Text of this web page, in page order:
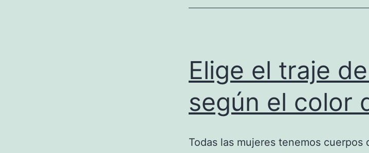
Elige el traje
según el color
Todas las mujeres tenemos